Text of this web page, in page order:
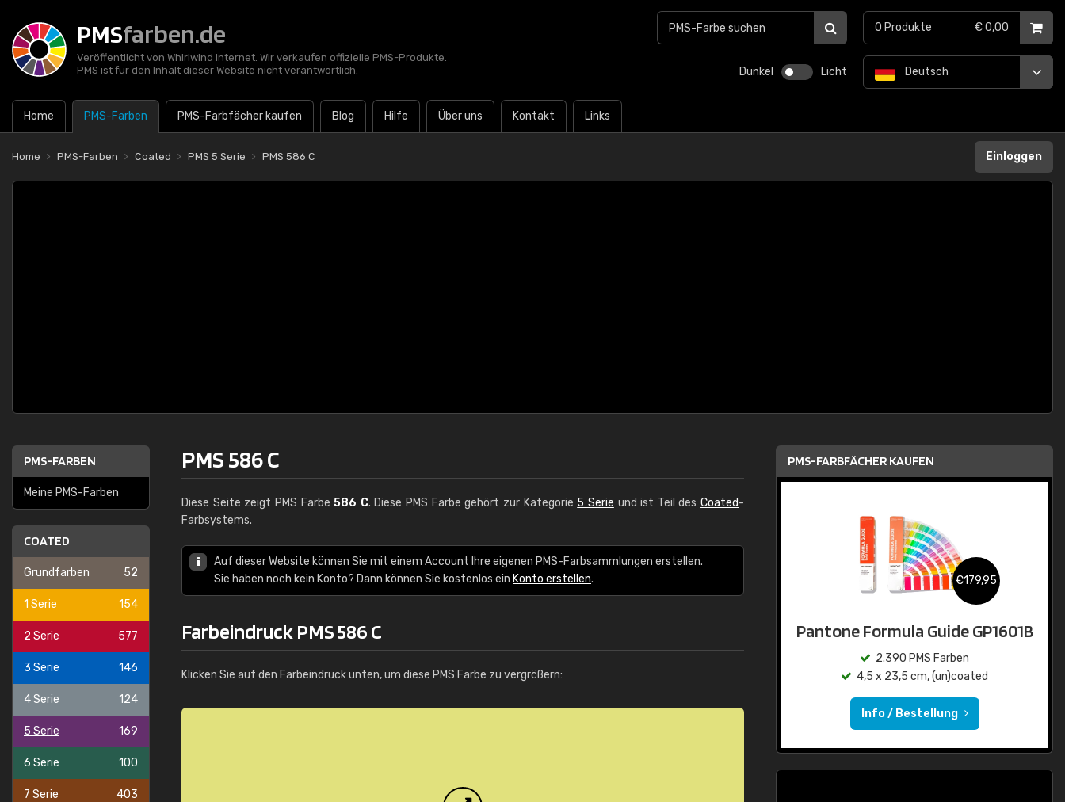
PMSfarben.de
Veröffentlicht von Whirlwind Internet. Wir verkaufen offizielle PMS-Produkte.
PMS ist für den Inhalt dieser Website nicht verantwortlich.
Dunkel Licht
Home PMS-Farben PMS-Farbfächer kaufen Blog Hilfe Über uns Kontakt Links
Deutsch
0 Produkte € 0,00
Home PMS-Farben Coated PMS 5 Serie PMS 586 C Einloggen
PMS-FARBEN
Meine PMS-Farben
COATED
Grundfarben 52
1 Serie 154
2 Serie 577
3 Serie 146
4 Serie 124
5 Serie 169
6 Serie 100
7 Serie 403
PMS 586 C
Diese Seite zeigt PMS Farbe586 C. Diese PMS Farbe gehört zur Kategorie 5 Serie und ist Teil desCoated-
Farbsystems.
Auf dieser Website können Sie mit einem Account Ihre eigenen PMS-Farbsammlungen erstellen.
Sie haben noch kein Konto? Dann können Sie kostenlos ein Konto erstellen.
Farbeindruck PMS 586 C
Klicken Sie auf den Farbeindruck unten, um diese PMS Farbe zu vergrößern:
PMS-FARBFÄCHER KAUFEN
€179,95
Pantone Formula Guide GP1601B
2.390 PMS Farben
4,5 x 23,5 cm, (un)coated
Info / Bestellung